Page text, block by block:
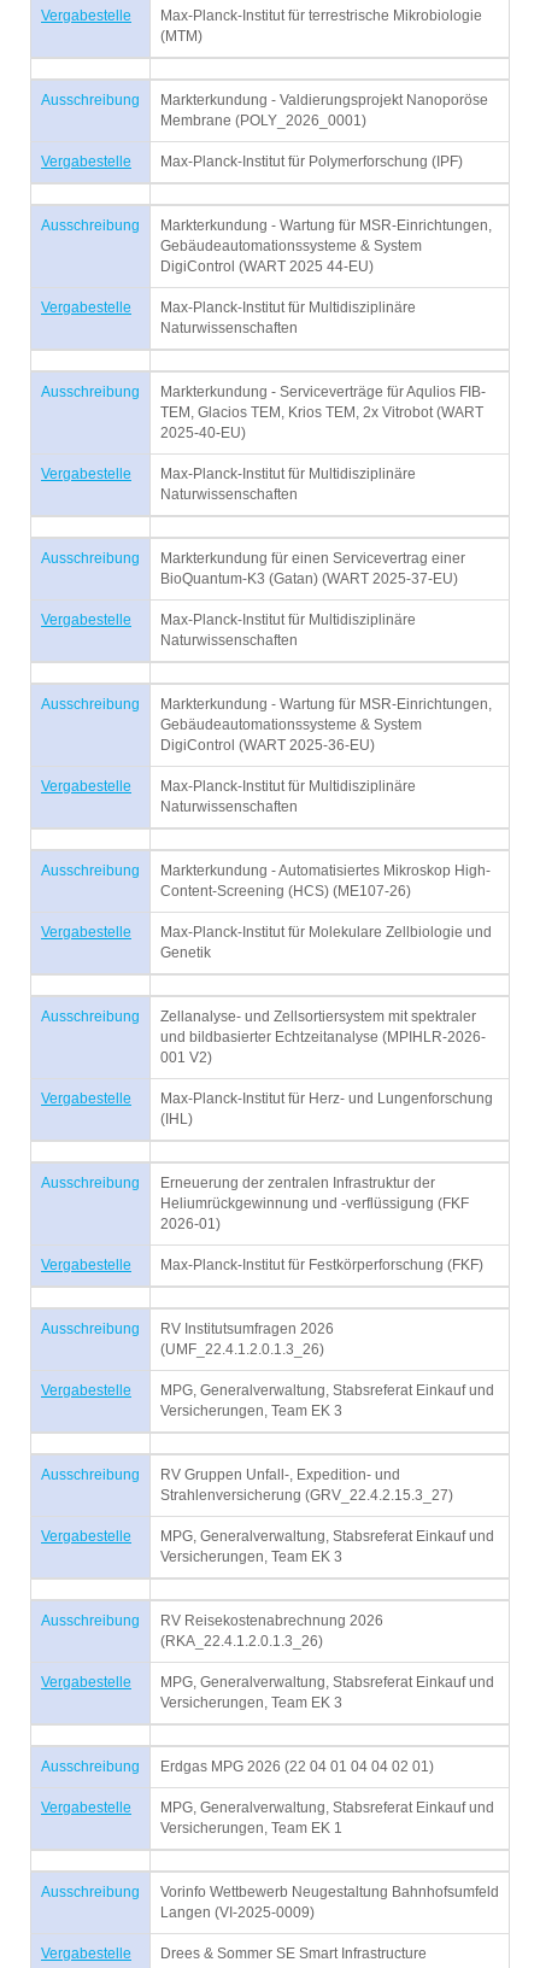
Vergabestelle
Max-Planck-Institut für terrestrische Mikrobiologie
(MTM)
Ausschreibung
Markterkundung - Valdierungsprojekt Nanoporöse
Membrane (POLY_2026_0001)
Vergabestelle Max-Planck-Institut für Polymerforschung (IPF)
Ausschreibung
Markterkundung - Wartung für MSR-Einrichtungen,
Gebäudeautomationssysteme & System
DigiControl (WART 2025 44-EU)
Vergabestelle
Max-Planck-Institut für Multidisziplinäre
Naturwissenschaften
Ausschreibung
Markterkundung - Serviceverträge für Aqulios FIB-
TEM, Glacios TEM, Krios TEM, 2x Vitrobot (WART
2025-40-EU)
Vergabestelle
Max-Planck-Institut für Multidisziplinäre
Naturwissenschaften
Ausschreibung
Markterkundung für einen Servicevertrag einer
BioQuantum-K3 (Gatan) (WART 2025-37-EU)
Vergabestelle
Max-Planck-Institut für Multidisziplinäre
Naturwissenschaften
Ausschreibung
Markterkundung - Wartung für MSR-Einrichtungen,
Gebäudeautomationssysteme & System
DigiControl (WART 2025-36-EU)
Vergabestelle
Max-Planck-Institut für Multidisziplinäre
Naturwissenschaften
Ausschreibung
Markterkundung - Automatisiertes Mikroskop High-
Content-Screening (HCS) (ME107-26)
Vergabestelle
Max-Planck-Institut für Molekulare Zellbiologie und
Genetik
Ausschreibung
Zellanalyse- und Zellsortiersystem mit spektraler
und bildbasierter Echtzeitanalyse (MPIHLR-2026-
001 V2)
Vergabestelle
Max-Planck-Institut für Herz- und Lungenforschung
(IHL)
Ausschreibung
Erneuerung der zentralen Infrastruktur der
Heliumrückgewinnung und -verflüssigung (FKF
2026-01)
Vergabestelle Max-Planck-Institut für Festkörperforschung (FKF)
Ausschreibung
RV Institutsumfragen 2026
(UMF_22.4.1.2.0.1.3_26)
Vergabestelle
MPG, Generalverwaltung, Stabsreferat Einkauf und
Versicherungen, Team EK 3
Ausschreibung
RV Gruppen Unfall-, Expedition- und
Strahlenversicherung (GRV_22.4.2.15.3_27)
Vergabestelle
MPG, Generalverwaltung, Stabsreferat Einkauf und
Versicherungen, Team EK 3
Ausschreibung
RV Reisekostenabrechnung 2026
(RKA_22.4.1.2.0.1.3_26)
Vergabestelle
MPG, Generalverwaltung, Stabsreferat Einkauf und
Versicherungen, Team EK 3
Ausschreibung Erdgas MPG 2026 (22 04 01 04 04 02 01)
Vergabestelle
MPG, Generalverwaltung, Stabsreferat Einkauf und
Versicherungen, Team EK 1
Ausschreibung
Vorinfo Wettbewerb Neugestaltung Bahnhofsumfeld
Langen (VI-2025-0009)
Vergabestelle Drees & Sommer SE Smart Infrastructure